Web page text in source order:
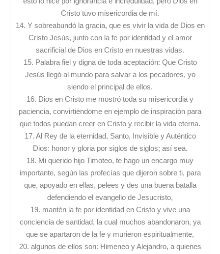
Cristo tuvo misericordia de mí.
14. Y sobreabundó la gracia, que es vivir la vida de Dios en
Cristo Jesús, junto con la fe por identidad y el amor
sacrificial de Dios en Cristo en nuestras vidas.
15. Palabra fiel y digna de toda aceptación: Que Cristo
Jesús llegó al mundo para salvar a los pecadores, yo
siendo el principal de ellos.
16. Dios en Cristo me mostró toda su misericordia y
paciencia, convirtiéndome en ejemplo de inspiración para
que todos puedan creer en Cristo y recibir la vida eterna.
17. Al Rey de la eternidad, Santo, Invisible y Auténtico
Dios: honor y gloria por siglos de siglos; así sea.
18. Mi querido hijo Timoteo, te hago un encargo muy
importante, según las profecías que dijeron sobre ti, para
que, apoyado en ellas, pelees y des una buena batalla
defendiendo el evangelio de Jesucristo,
19. mantén la fe por identidad en Cristo y vive una
conciencia de santidad, la cual muchos abandonaron, ya
que se apartaron de la fe y murieron espiritualmente,
20. algunos de ellos son: Himeneo y Alejandro, a quienes